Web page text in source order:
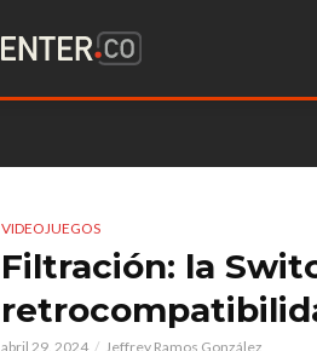
VIDEOJUEGOS
Filtración: la
abril 29, 2024 Jeffrey Ramos González